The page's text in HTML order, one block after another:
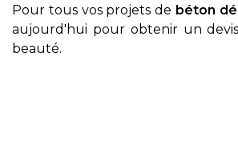
Pour tous vos projets de béton
aujourd'hui pour obtenir un
beauté.